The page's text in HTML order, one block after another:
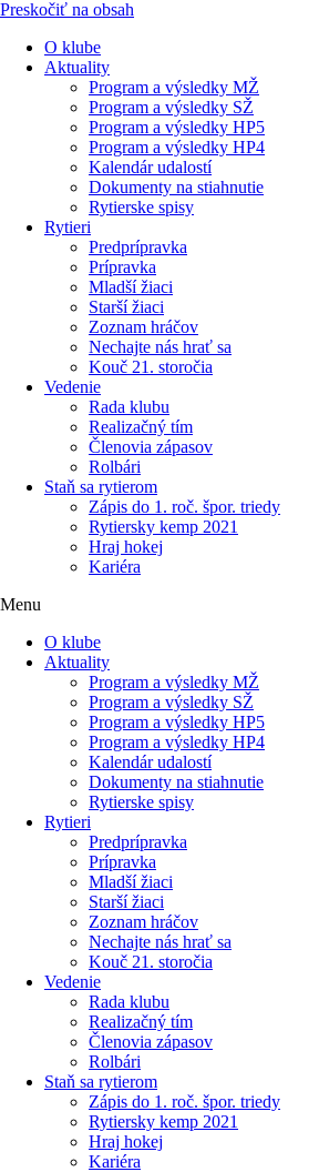
Preskočiť na obsah
O klube
Aktuality
Program a výsledky MŽ
Program a výsledky SŽ
Program a výsledky HP5
Program a výsledky HP4
Kalendár udalostí
Dokumenty na stiahnutie
Rytierske spisy
Rytieri
Predprípravka
Prípravka
Mladší žiaci
Starší žiaci
Zoznam hráčov
Nechajte nás hrať sa
Kouč 21. storočia
Vedenie
Rada klubu
Realizačný tím
Členovia zápasov
Rolbári
Staň sa rytierom
Zápis do 1. roč. špor. triedy
Rytiersky kemp 2021
Hraj hokej
Kariéra
Menu
O klube
Aktuality
Program a výsledky MŽ
Program a výsledky SŽ
Program a výsledky HP5
Program a výsledky HP4
Kalendár udalostí
Dokumenty na stiahnutie
Rytierske spisy
Rytieri
Predprípravka
Prípravka
Mladší žiaci
Starší žiaci
Zoznam hráčov
Nechajte nás hrať sa
Kouč 21. storočia
Vedenie
Rada klubu
Realizačný tím
Členovia zápasov
Rolbári
Staň sa rytierom
Zápis do 1. roč. špor. triedy
Rytiersky kemp 2021
Hraj hokej
Kariéra